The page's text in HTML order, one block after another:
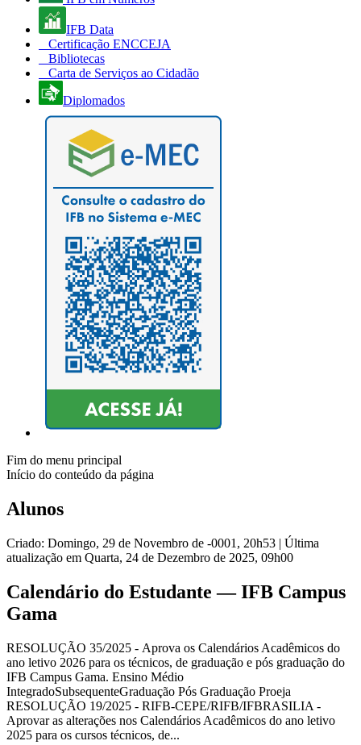
IFB Data
Certificação ENCCEJA
Bibliotecas
Carta de Serviços ao Cidadão
Diplomados
Fim do menu principal
Início do conteúdo da página
Alunos
Criado: Domingo, 29 de Novembro de -0001, 20h53 | Última
atualização em Quarta, 24 de Dezembro de 2025, 09h00
Calendário do Estudante — IFB Campus
Gama
RESOLUÇÃO 35/2025 - Aprova os Calendários Acadêmicos do
ano letivo 2026 para os técnicos, de graduação e pós graduação do
IFB Campus Gama. Ensino Médio
IntegradoSubsequenteGraduação Pós Graduação Proeja
RESOLUÇÃO 19/2025 - RIFB-CEPE/RIFB/IFBRASILIA -
Aprovar as alterações nos Calendários Acadêmicos do ano letivo
2025 para os cursos técnicos, de...